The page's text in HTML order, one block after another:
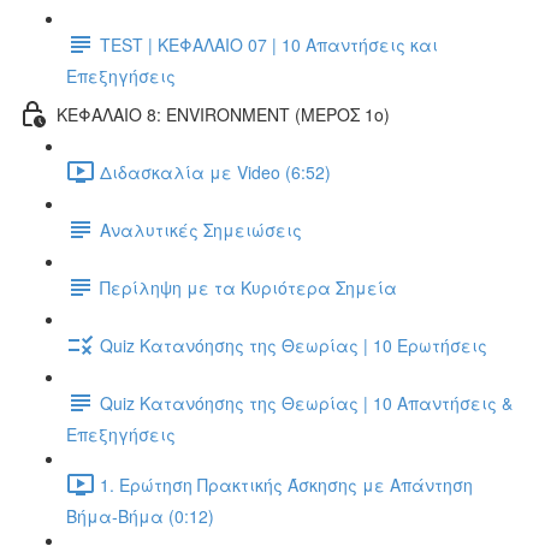
TEST | ΚΕΦΑΛΑΙΟ 07 | 10 Απαντήσεις και
Επεξηγήσεις
ΚΕΦΑΛΑΙΟ 8: ENVIRONMENT (ΜΕΡΟΣ 1o)
Διδασκαλία με Video (6:52)
Αναλυτικές Σημειώσεις
Περίληψη με τα Κυριότερα Σημεία
Quiz Κατανόησης της Θεωρίας | 10 Ερωτήσεις
Quiz Κατανόησης της Θεωρίας | 10 Απαντήσεις &
Επεξηγήσεις
1. Ερώτηση Πρακτικής Άσκησης με Απάντηση
Βήμα-Βήμα (0:12)